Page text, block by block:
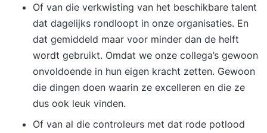
Na +/- 30 studie uren waarin de e-learning
doorlopen is en de bijbehorende oefen examens
gemaakt zijn, ben je voldoende voorbereid om
het examen succesvol af te leggen. Zodra je alle
stof hebt doorlopen en klaar bent voor het
examen, gebruik je de code die op de voucher
staat die je in een aparte mail hebt ontvangen
van het exameninstituut (Peoplecert, Exin of
Of van die verkwisting van het beschikbare talent
dat dagelijks rondloopt in onze organisaties. En
dat gemiddeld maar voor minder dan de helft
wordt gebruikt. Omdat we onze collega’s gewoon
onvoldoende in hun eigen kracht zetten. Gewoon
die dingen doen waarin ze excelleren en die ze
dus ook leuk vinden.
Of van al die controleurs met dat rode potlood